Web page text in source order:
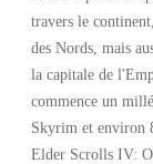
The Elder
PC
travers le
des Nords, mais
la capitale de
commence un
Skyrim et environ
Elder Scrolls IV: